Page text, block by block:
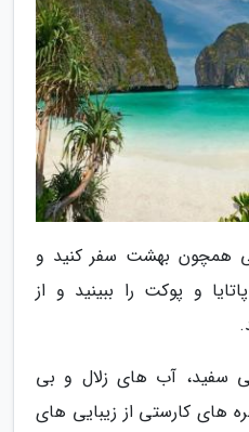
همچون بهشت سفر کنید و
و پوکت را ببینید و از
سفید، آب های زلال و بی
های کارستی از زیبایی های